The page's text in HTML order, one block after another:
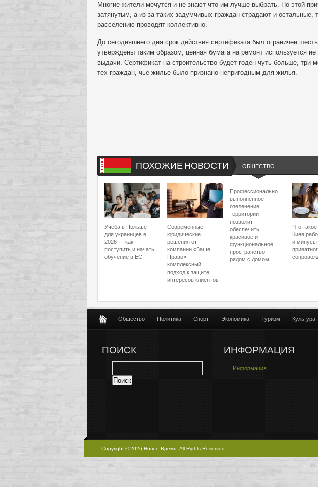
Многие жители мечутся и не знают что им лучше выбрать. По этой
затянутым, а из-за таких задумчивых граждан страдают и остальные,
расселению проводят коллективно.
До сегодняшнего дня срок действия сертификата был ограничен
утверждены таким образом, ценная бумага на ремонт используется
выдачи. Сертификат на строительство будет годен чуть больше, три
тех граждан, чье жилье было признано непригодным для жилья.
ПОХОЖИЕ НОВОСТИ ОБЩЕСТВО
Учёба в Польше
для украинцев в
2026 — как
поступить и начать
обучение в ЕС
Современные
юридические
решения от
компании «Ваше
Право»:
комплексный
подход к защите
интересов клиентов
Профессионально
выполненное
озеленение
территории
позволит
обеспечить
красивое и
функциональное
пространство
рядом с домом
Что
Киев
и минусы
Общество Политика Спорт Экономика Туризм Культура
ПОИСК ИНФОРМАЦИЯ
Информация
Copyright © 2026 Новое Время, All Rights Reserved.